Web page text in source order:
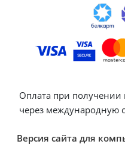
Оплата при получении
через международную
Версия сайта для